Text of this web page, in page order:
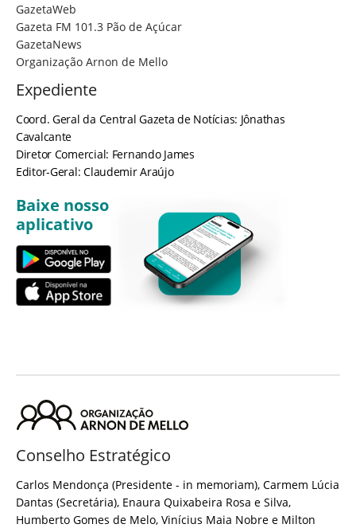
GazetaWeb
Gazeta FM 101.3 Pão de Açúcar
GazetaNews
Organização Arnon de Mello
Expediente
Coord. Geral da Central Gazeta de Notícias: Jônathas
Cavalcante
Diretor Comercial: Fernando James
Editor-Geral: Claudemir Araújo
Baixe nosso
aplicativo
Conselho Estratégico
Carlos Mendonça (Presidente - in memoriam), Carmem Lúcia
Dantas (Secretária), Enaura Quixabeira Rosa e Silva,
Humberto Gomes de Melo, Vinícius Maia Nobre e Milton